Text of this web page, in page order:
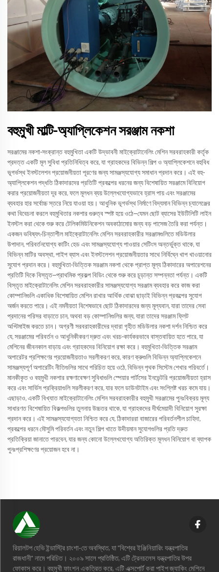
বহুমুখী মাল্টি-অ্যাপ্লিকেশন সরঞ্জাম নকশা
সরঞ্জামের নকশা-সংক্রান্ত বহুমুখিতা একটি উদ্ভাবনী মাইক্রোটানেলিং মেশিন সরবরাহকারী কর্তৃক
প্রদত্ত একটি মূল সুবিধা প্রতিনিধিত্ব করে, যা গ্রাহকদের বিভিন্ন শিল্প ও অ্যাপ্লিকেশনে বহুবিধ
ভূগর্ভস্থ ইনস্টলেশন প্রয়োজনীয়তা পূরণের জন্য সামঞ্জস্যযোগ্য সমাধান প্রদান করে। এই বহু-
অ্যাপ্লিকেশন পদ্ধতি ঠিকাদারদের প্রতিটি প্রকল্পের ধরনের জন্য বিশেষায়িত সরঞ্জামে বিনিয়োগ
করার প্রয়োজনীয়তা দূর করে, ফলে মূলধন ব্যয় উল্লেখযোগ্যভাবে হ্রাস পায় এবং সরঞ্জামের
ব্যবহার হার সর্বোচ্চ স্তরে নিয়ে যাওয়া হয়। আধুনিক ভূগর্ভস্থ নির্মাণে বিদ্যমান বিভিন্ন চ্যালেঞ্জের
কথা বিবেচনা করলে বহুমুখিতার নকশার গুরুত্ব স্পষ্ট হয়ে ওঠে—যেমন ছোট ব্যাসের ইউটিলিটি লাইন
ইনস্টল করা থেকে শুরু করে টেলিকমিউনিকেশন অবকাঠামোর জন্য বড় পাসেজ তৈরি করা পর্যন্ত।
একজন ভবিষ্যৎ-চিন্তাশীল মাইক্রোটানেলিং মেশিন সরবরাহকারীর সরঞ্জামগুলিতে মডিউলার
উপাদান, পরিবর্তনযোগ্য কাটিং হেড এবং সামঞ্জস্যযোগ্য পাওয়ার সেটিংস অন্তর্ভুক্ত থাকে, যা
বিভিন্ন মাটির অবস্থা, পাইপ ব্যাস এবং ইনস্টলেশন প্রয়োজনীয়তার সাথে নির্বিঘ্নে খাপ খাওয়ানোর
সুযোগ প্রদান করে। বহুমুখিতা-ভিত্তিক সরঞ্জাম নকশা থেকে প্রাপ্ত মূল্য ঠিকাদারের অপারেশনের
প্রতিটি দিকে বিস্তৃত—প্রাথমিক প্রকল্প বিডিং থেকে শুরু করে চূড়ান্ত সম্পন্নতা পর্যন্ত। একটি
বিস্তৃত মাইক্রোটানেলিং মেশিন সরবরাহকারীর সামঞ্জস্যযোগ্য সরঞ্জাম ব্যবহার করে কাজ করা
কোম্পানিগুলি একাধিক বিশেষায়িত মেশিন রাখার আর্থিক বোঝা ছাড়াই বিভিন্ন প্রকল্পের সুযোগ
অর্জন করতে পারে। এই নমনীয়তা বিশেষভাবে ছোট ঠিকাদারদের জন্য মূল্যবান, যারা তাদের সেবা
প্রদানের পরিসর বাড়াতে চান, অথবা বড় কোম্পানিগুলির জন্য, যারা তাদের সরঞ্জাম ফ্লিট
অপ্টিমাইজ করতে চান। অগ্রণী সরবরাহকারীদের দ্বারা গৃহীত মডিউলার নকশা দর্শন নিশ্চিত করে
যে, সরঞ্জামের পরিবর্তন ও আধুনিকীকরণ দ্রুত এবং খরচ-কার্যকরভাবে বাস্তবায়িত হতে পারে, যা
মেশিনের জীবনকাল বাড়ায় এবং গ্রাহকদের বিনিয়োগ রক্ষা করে। বহুমুখিতা-ভিত্তিক সরঞ্জাম
অপারেটর প্রশিক্ষণের প্রয়োজনীয়তাও সরলীকরণ করে, কারণ ক্রুগুলি বিভিন্ন অ্যাপ্লিকেশনে
সামঞ্জস্যপূর্ণ অপারেটিং নীতিগুলির সাথে পরিচিত হয়ে ওঠে, বিভিন্ন পৃথক সিস্টেম শেখার পরিবর্তে।
মানকীকৃত ও বহুমুখী নকশার রক্ষণাবেক্ষণ সুবিধাগুলি স্পেয়ার পার্টসের ইনভেন্টরি প্রয়োজনীয়তা হ্রাস
করে এবং সার্ভিস প্রক্রিয়াগুলি সরলীকরণ করে, যার ফলে ডাউনটাইম এবং সংশ্লিষ্ট খরচ কমে যায়।
এছাড়াও, একটি বিখ্যাত মাইক্রোটানেলিং মেশিন সরবরাহকারীর বহুমুখী সরঞ্জামের পুনঃবিক্রয় মূল্য
সাধারণত বিশেষায়িত বিকল্পগুলির তুলনায় উচ্চতর থাকে, যা গ্রাহকদের দীর্ঘমেয়াদী বিনিয়োগ সুরক্ষা
প্রদান করে। এই সামঞ্জস্যযোগ্যতা নিশ্চিত করে যে, ঠিকাদাররা বাজারের পরিবর্তনশীল চাহিদা,
প্রকল্পের ধরনে মৌসুমি পরিবর্তন এবং নতুন শিল্প খাতে উদীয়মান সুযোগগুলির প্রতি দ্রুত
প্রতিক্রিয়া জানাতে পারবেন, যার জন্য কোনো উল্লেখযোগ্য অতিরিক্ত মূলধন বিনিয়োগ বা ব্যাপক
পুনঃপ্রশিক্ষণের প্রয়োজন হবে না।
রিয়ালটপ হেভি ইন্ডাস্ট্রি চাংশা-তে অবস্থিত, যা "বিশ্বের ইঞ্জিনিয়ারিং যন্ত্রপাতির
রাজধানী" নামে পরিচিত। ২০০৯ সালে প্রতিষ্ঠিত, এটি ট্রেনচলেস যন্ত্রপাতির উপর
ফোকাস করে। বহুমুখী ফাংশন একত্রিত করে, এটি এক্সপোর্ট করা পাইপ জ্যাকিং মেশিনে